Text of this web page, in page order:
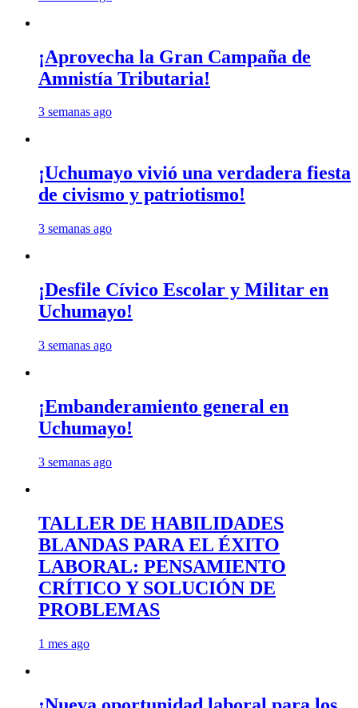
¡Aprovecha la Gran Campaña de
Amnistía Tributaria!
3 semanas ago
¡Uchumayo vivió una verdadera fiesta
de civismo y patriotismo!
3 semanas ago
¡Desfile Cívico Escolar y Militar en
Uchumayo!
3 semanas ago
¡Embanderamiento general en
Uchumayo!
3 semanas ago
TALLER DE HABILIDADES
BLANDAS PARA EL ÉXITO
LABORAL: PENSAMIENTO
CRÍTICO Y SOLUCIÓN DE
PROBLEMAS
1 mes ago